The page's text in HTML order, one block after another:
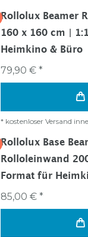
Rollolux Beamer
160 x 160 cm |
Heimkino & Büro
79,90 € *
* kostenloser Versand
Rollolux Base
Rolloleinwand
Format für
85,00 € *